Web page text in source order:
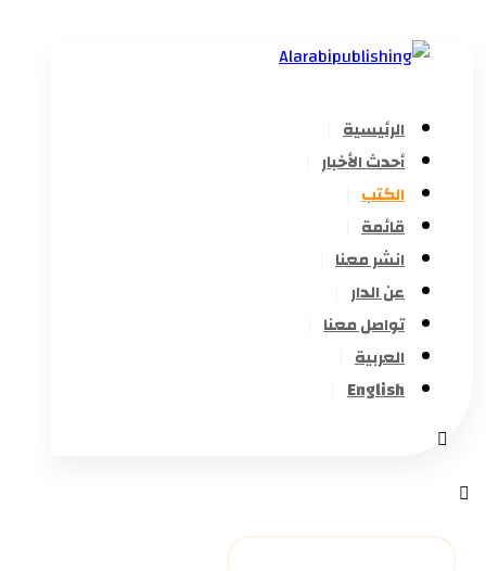
الرئيسية
أحدث الأخبار
الكتب
قائمة
انشر معنا
عن الدار
تواصل معنا
العربية
English